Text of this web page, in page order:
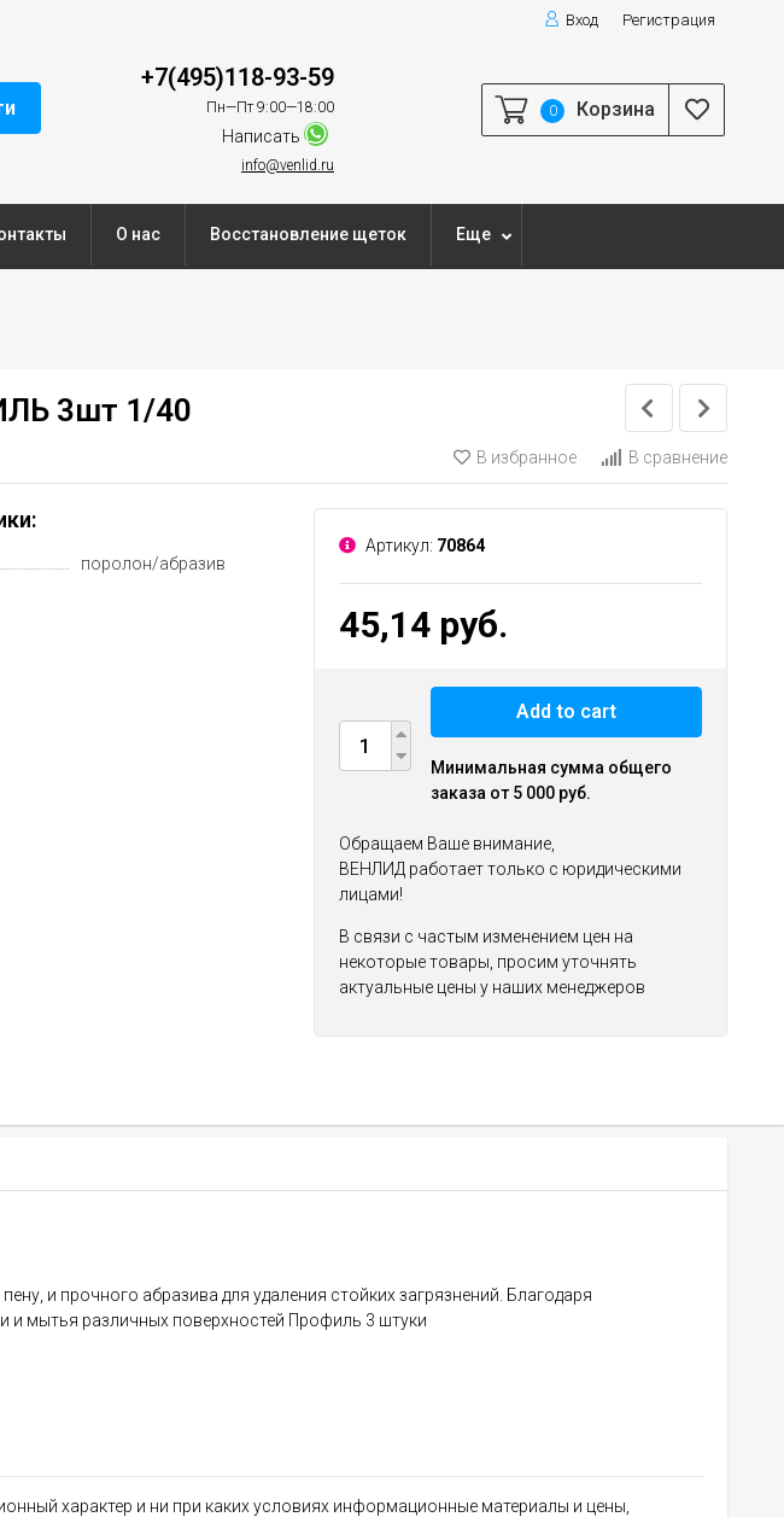
Вход Регистрация
+7(495)118-93-59
Пн—Пт 9:00—18:00
Написать
info@venlid.ru
0 Корзина
О нас Восстановление щеток Еще
3шт 1/40
В избранное В сравнение
поролон/абразив
Артикул: 70864
45,14 руб.
Add to cart
Минимальная сумма общего
заказа от 5 000 руб.
Обращаем Ваше внимание,
ВЕНЛИД работает только с юридическими
лицами!
В связи с частым изменением цен на
некоторые товары, просим уточнять
актуальные цены у наших менеджеров
и прочного абразива для удаления стойких загрязнений. Благодаря
мытья различных поверхностей Профиль 3 штуки
характер и ни при каких условиях информационные материалы и цены,